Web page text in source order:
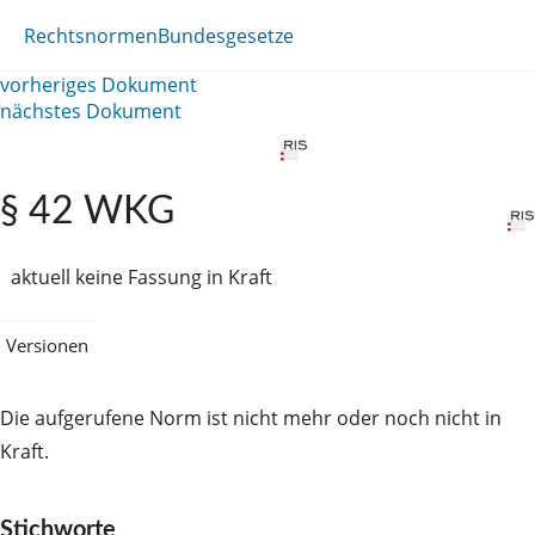
RechtsnormenBundesgesetze
vorheriges Dokument
nächstes Dokument
§ 42 WKG
aktuell keine Fassung in Kraft
Versionen
Die aufgerufene Norm ist nicht mehr oder noch nicht in
Kraft.
Stichworte